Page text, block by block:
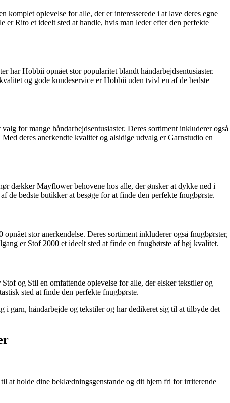
oplevelse for alle, der er interesserede i at lave deres egne
er Rito et ideelt sted at handle, hvis man leder efter den perfekte
har Hobbii opnået stor popularitet blandt håndarbejdsentusiaster.
og gode kundeservice er Hobbii uden tvivl en af de bedste
for mange håndarbejdsentusiaster. Deres sortiment inkluderer også
deres anerkendte kvalitet og alsidige udvalg er Garnstudio en
dækker Mayflower behovene hos alle, der ønsker at dykke ned i
bedste butikker at besøge for at finde den perfekte fnugbørste.
stor anerkendelse. Deres sortiment inkluderer også fnugbørster,
er Stof 2000 et ideelt sted at finde en fnugbørste af høj kvalitet.
og Stil en omfattende oplevelse for alle, der elsker tekstiler og
sted at finde den perfekte fnugbørste.
garn, håndarbejde og tekstiler og har dedikeret sig til at tilbyde det
at holde dine beklædningsgenstande og dit hjem fri for irriterende